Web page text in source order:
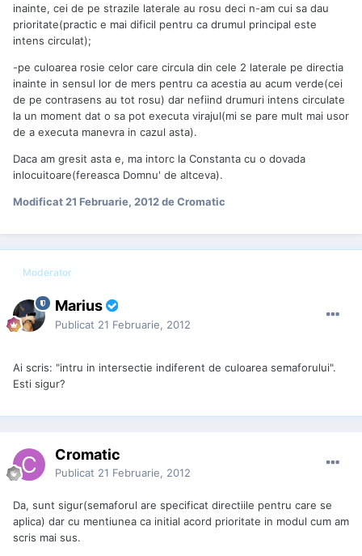
inainte, cei de pe strazile laterale au rosu deci n-am cui sa dau
prioritate(practic e mai dificil pentru ca drumul principal este
intens circulat);
-pe culoarea rosie celor care circula din cele 2 laterale pe directia
inainte in sensul lor de mers pentru ca acestia au acum verde(cei
de pe contrasens au tot rosu) dar nefiind drumuri intens circulate
la un moment dat o sa pot executa virajul(mi se pare mult mai usor
de a executa manevra in cazul asta).
Daca am gresit asta e, ma intorc la Constanta cu o dovada
inlocuitoare(fereasca Domnu' de altceva).
Modificat 21 Februarie, 2012de Cromatic
Moderator
Marius
Publicat 21 Februarie, 2012
Ai scris: "intru in intersectie indiferent de culoarea semaforului".
Esti sigur?
Cromatic
Publicat 21 Februarie, 2012
Da, sunt sigur(semaforul are specificat directiile pentru care se
aplica) dar cu mentiunea ca initial acord prioritate in modul cum am
scris mai sus.